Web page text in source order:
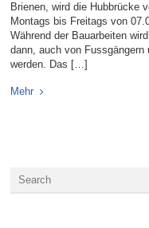
Brienen, wird die Hubbrücke
Montags bis Freitags von
Während der Bauarbeiten
dann, auch von
werden. Das […]
Mehr